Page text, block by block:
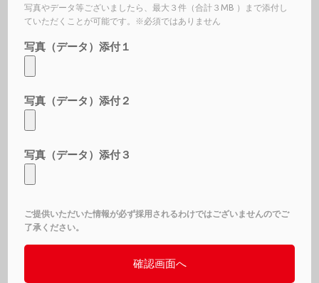
写真やデータ等ございましたら、最大３件（合計３MB ）まで添付し
ていただくことが可能です。※必須ではありません
写真（データ）添付１
写真（データ）添付２
写真（データ）添付３
ご提供いただいた情報が必ず採用されるわけではございませんのでご
了承ください。